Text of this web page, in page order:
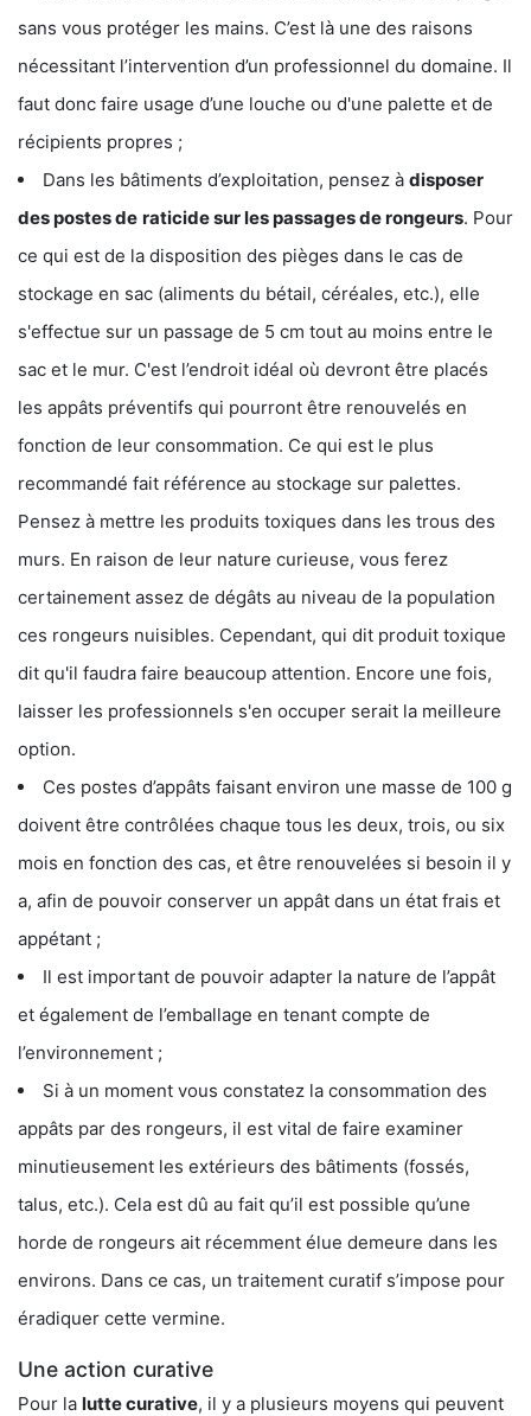
sans vous protéger les mains. C’est là une des raisons
nécessitant l’intervention d’un professionnel du domaine. Il
faut donc faire usage d’une louche ou d'une palette et de
récipients propres ;
Dans les bâtiments d’exploitation, pensez à disposer
des postes de raticide sur les passages de rongeurs. Pour
ce qui est de la disposition des pièges dans le cas de
stockage en sac (aliments du bétail, céréales, etc.), elle
s'effectue sur un passage de 5 cm tout au moins entre le
sac et le mur. C'est l’endroit idéal où devront être placés
les appâts préventifs qui pourront être renouvelés en
fonction de leur consommation. Ce qui est le plus
recommandé fait référence au stockage sur palettes.
Pensez à mettre les produits toxiques dans les trous des
murs. En raison de leur nature curieuse, vous ferez
certainement assez de dégâts au niveau de la population
ces rongeurs nuisibles. Cependant, qui dit produit toxique
dit qu'il faudra faire beaucoup attention. Encore une fois,
laisser les professionnels s'en occuper serait la meilleure
option.
Ces postes d’appâts faisant environ une masse de 100 g
doivent être contrôlées chaque tous les deux, trois, ou six
mois en fonction des cas, et être renouvelées si besoin il y
a, afin de pouvoir conserver un appât dans un état frais et
appétant ;
Il est important de pouvoir adapter la nature de l’appât
et également de l’emballage en tenant compte de
l’environnement ;
Si à un moment vous constatez la consommation des
appâts par des rongeurs, il est vital de faire examiner
minutieusement les extérieurs des bâtiments (fossés,
talus, etc.). Cela est dû au fait qu’il est possible qu’une
horde de rongeurs ait récemment élue demeure dans les
environs. Dans ce cas, un traitement curatif s’impose pour
éradiquer cette vermine.
Une action curative
Pour la lutte curative, il y a plusieurs moyens qui peuvent